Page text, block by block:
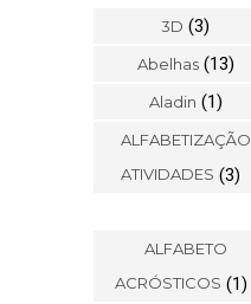
3D (3)
Abelhas (13)
Aladin (1)
ALFABETIZAÇÃO
ATIVIDADES (3)
ALFABETO
ACRÓSTICOS (1)